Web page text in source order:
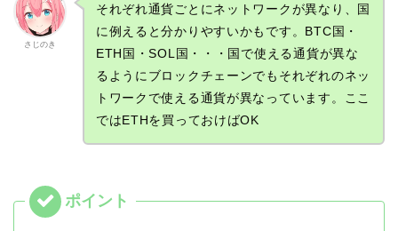
さじのき
それぞれ通貨ごとにネットワークが異なり、国
に例えると分かりやすいかもです。BTC国・
ETH国・SOL国・・・国で使える通貨が異な
るようにブロックチェーンでもそれぞれのネッ
トワークで使える通貨が異なっています。ここ
ではETHを買っておけばOK